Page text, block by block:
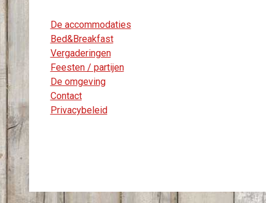
De accommodaties
Bed&Breakfast
Vergaderingen
Feesten / partijen
De omgeving
Contact
Privacybeleid